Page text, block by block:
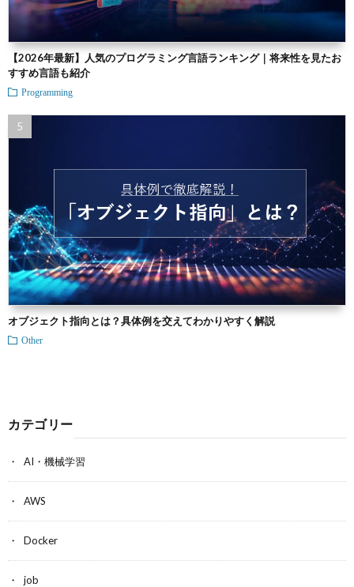
【2026年最新】人気のプログラミング言語ランキング｜将来性を見たお
すすめ言語も紹介
Programming
オブジェクト指向とは？具体例を交えてわかりやすく解説
Other
カテゴリー
AI・機械学習
AWS
Docker
job